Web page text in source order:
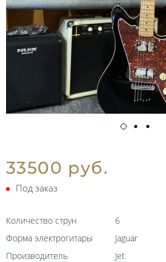
33500 руб.
Под заказ
Количество струн
6
Форма электрогитары
Jaguar
Производитель
Jet